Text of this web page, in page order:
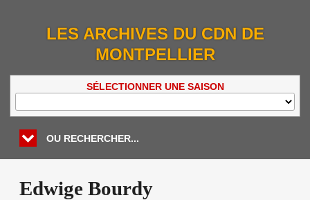
LES ARCHIVES DU CDN DE
MONTPELLIER
SÉLECTIONNER UNE SAISON
OU RECHERCHER...
Edwige Bourdy